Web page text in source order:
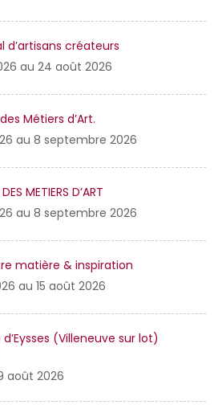
d’artisans créateurs
au 24 août 2026
Métiers d’Art.
au 8 septembre 2026
METIERS D’ART
au 8 septembre 2026
matière & inspiration
au 15 août 2026
(Villeneuve sur lot)
août 2026